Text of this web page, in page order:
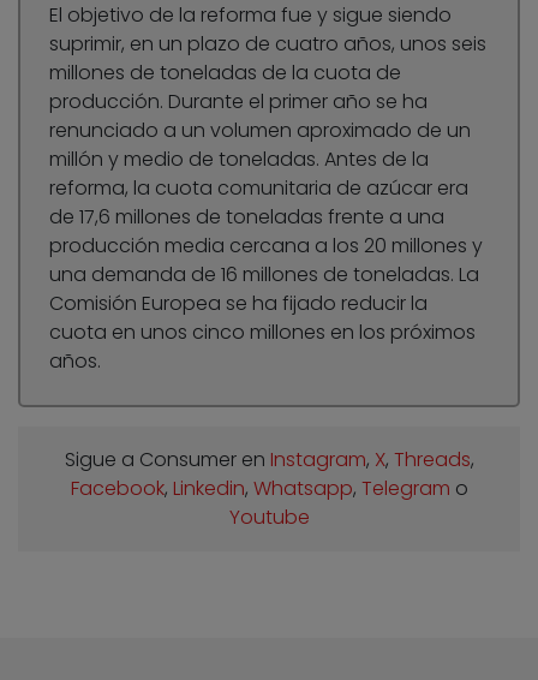
El objetivo de la reforma fue y sigue siendo
suprimir, en un plazo de cuatro años, unos seis
millones de toneladas de la cuota de
producción. Durante el primer año se ha
renunciado a un volumen aproximado de un
millón y medio de toneladas. Antes de la
reforma, la cuota comunitaria de azúcar era
de 17,6 millones de toneladas frente a una
producción media cercana a los 20 millones y
una demanda de 16 millones de toneladas. La
Comisión Europea se ha fijado reducir la
cuota en unos cinco millones en los próximos
años.
Sigue a Consumer en Instagram, X, Threads,
Facebook, Linkedin, Whatsapp, Telegram o
Youtube